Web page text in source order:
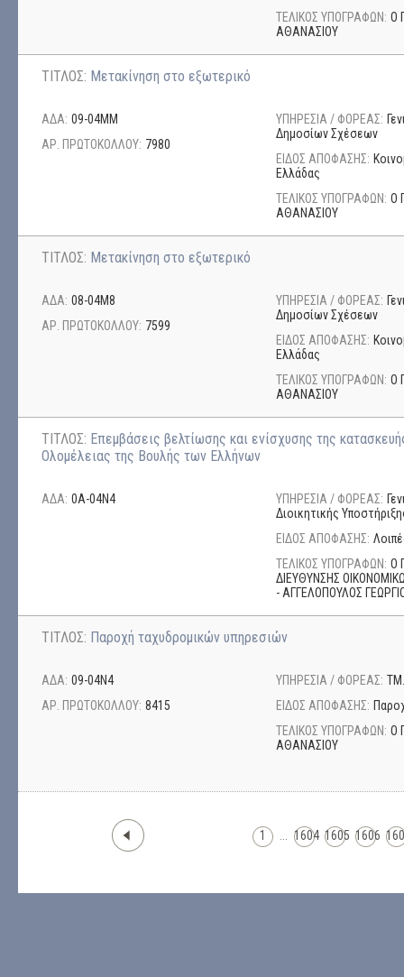
ΤΕΛΙΚΟΣ ΥΠΟΓΡΑΦΩΝ: Ο
ΑΘΑΝΑΣΙΟΥ
ΤΙΤΛΟΣ: Μετακίνηση στο εξωτερικό
ΑΔΑ: 09-04ΜΜ
ΑΡ. ΠΡΩΤΟΚΟΛΛΟΥ: 7980
ΥΠΗΡΕΣΙΑ / ΦΟΡΕΑΣ:
Δημοσίων Σχέσεων
ΕΙΔΟΣ ΑΠΟΦΑΣΗΣ:
Ελλάδας
ΤΕΛΙΚΟΣ ΥΠΟΓΡΑΦΩΝ: Ο
ΑΘΑΝΑΣΙΟΥ
ΤΙΤΛΟΣ: Μετακίνηση στο εξωτερικό
ΑΔΑ: 08-04Μ8
ΑΡ. ΠΡΩΤΟΚΟΛΛΟΥ: 7599
ΥΠΗΡΕΣΙΑ / ΦΟΡΕΑΣ:
Δημοσίων Σχέσεων
ΕΙΔΟΣ ΑΠΟΦΑΣΗΣ:
Ελλάδας
ΤΕΛΙΚΟΣ ΥΠΟΓΡΑΦΩΝ: Ο
ΑΘΑΝΑΣΙΟΥ
ΤΙΤΛΟΣ: Επεμβάσεις βελτίωσης και ενίσχυσης της
Ολομέλειας της Βουλής των Ελλήνων
ΑΔΑ: 0Α-04Ν4 ΥΠΗΡΕΣΙΑ / ΦΟΡΕΑΣ:
Διοικητικής
ΕΙΔΟΣ ΑΠΟΦΑΣΗΣ:
ΤΕΛΙΚΟΣ ΥΠΟΓΡΑΦΩΝ: Ο
ΔΙΕΥΘΥΝΣΗΣ
- ΑΓΓΕΛΟΠΟΥΛΟΣ
ΤΙΤΛΟΣ: Παροχή ταχυδρομικών υπηρεσιών
ΑΔΑ: 09-04Ν4
ΑΡ. ΠΡΩΤΟΚΟΛΛΟΥ: 8415
ΥΠΗΡΕΣΙΑ / ΦΟΡΕΑΣ:
ΕΙΔΟΣ ΑΠΟΦΑΣΗΣ:
ΤΕΛΙΚΟΣ ΥΠΟΓΡΑΦΩΝ: Ο
ΑΘΑΝΑΣΙΟΥ
1 1604 1605 1606